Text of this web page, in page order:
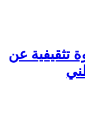
تثقيفية عن